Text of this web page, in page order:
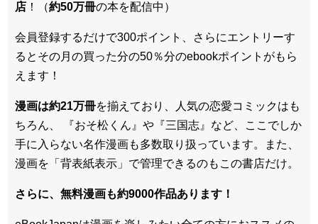
店 ！（約50万冊の本を配信中）
会員登録するだけで300ポイント、さらにエントリーす
るとその月の買った分の50％分のebookポイントがもら
えます！
漫画は約21万冊を揃えており、人気の恋愛コミックはも
ちろん、 『おそ松くん』や『三国志』など、ここでしか
手に入らない名作漫画も多数取り扱っています。また、
漫画を「背表紙表示」で管理できるのもこの書店だけ。
さらに、無料漫画も約9000作品あります！